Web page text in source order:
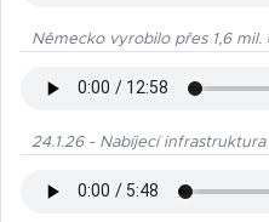
Německo vyrobilo přes 1,6
24.1.26 - Nabíjecí